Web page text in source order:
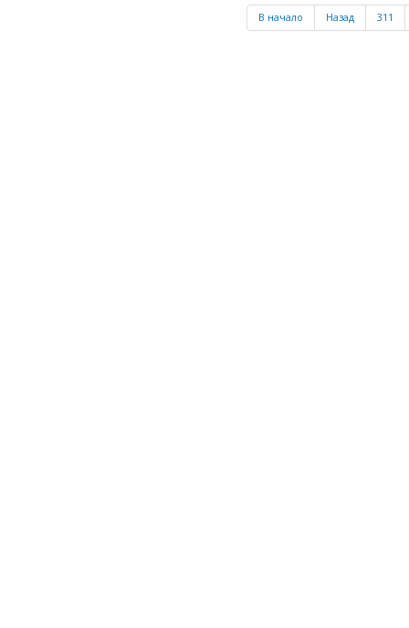
В начало Назад 311